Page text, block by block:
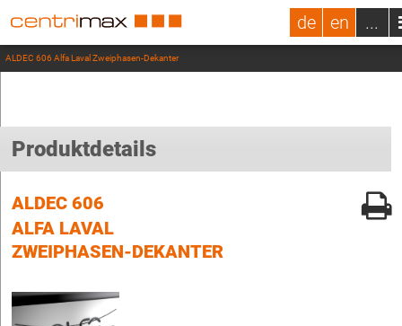
de en ...
ALDEC 606 Alfa Laval Zweiphasen-Dekanter
Produktdetails
ALDEC 606
ALFA LAVAL
ZWEIPHASEN-DEKANTER